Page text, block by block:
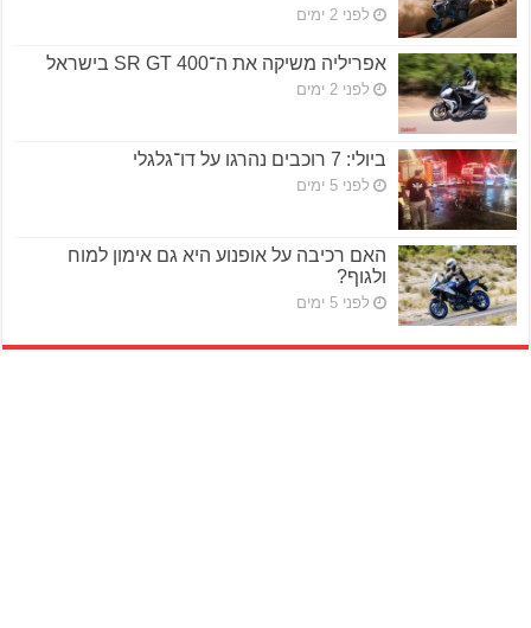
לפני 2 ימים
אפריליה משיקה את ה־SR GT 400 בישראל
לפני 2 ימים
ביולי: 7 רוכבים נהרגו על דו־גלגלי
לפני 5 ימים
האם רכיבה על אופנוע היא גם אימון למוח
ולגוף?
לפני 5 ימים